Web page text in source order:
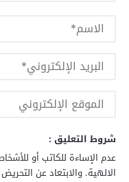
شروط التعليق :
عدم الإساءة للكاتب أو
الالهية. والابتعاد عن